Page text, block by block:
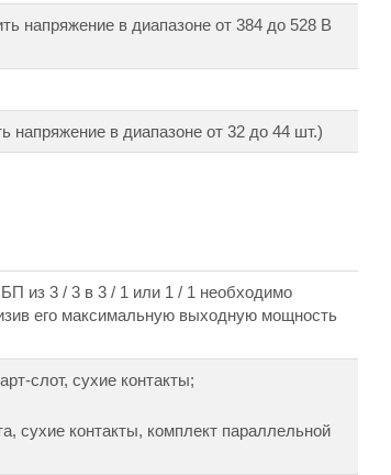
напряжение в диапазоне от 384 до 528 В
напряжение в диапазоне от 32 до 44 шт.)
из 3 / 3 в 3 / 1 или 1 / 1 необходимо
его максимальную выходную мощность
слот, сухие контакты;
сухие контакты, комплект параллельной